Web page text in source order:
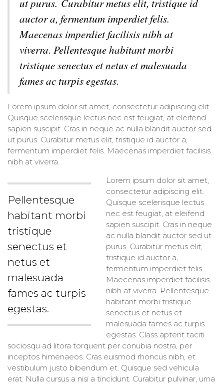
ut purus. Curabitur metus elit, tristique id
auctor a, fermentum imperdiet felis.
Maecenas imperdiet facilisis nibh at
viverra. Pellentesque habitant morbi
tristique senectus et netus et malesuada
fames ac turpis egestas.
Lorem ipsum dolor sit amet, consectetur adipiscing elit.
Quisque scelerisque lectus nec est feugiat, at eleifend
sapien suscipit. Cras in neque ac nulla blandit auctor sed
ut purus. Curabitur metus elit, tristique id auctor a,
fermentum imperdiet felis. Maecenas imperdiet facilisis
nibh at viverra.
Pellentesque
habitant morbi
tristique
senectus et
netus et
malesuada
fames ac turpis
egestas.
Lorem ipsum dolor sit amet,
consectetur adipiscing elit.
Quisque scelerisque lectus
nec est feugiat, at eleifend
sapien suscipit. Cras in neque
ac nulla blandit auctor sed ut
purus. Curabitur metus elit,
tristique id auctor a,
fermentum imperdiet felis.
Maecenas imperdiet facilisis
nibh at viverra. Pellentesque
habitant morbi tristique
senectus et netus et
malesuada fames ac turpis
egestas. Class aptent taciti
sociosqu ad litora torquent per conubia nostra, per
inceptos himenaeos. Cras euismod rhoncus nibh, et
vestibulum justo bibendum et. Quisque sed vehicula
erat. Nulla cursus a nisi a tincidunt. Curabitur pulvinar, urna